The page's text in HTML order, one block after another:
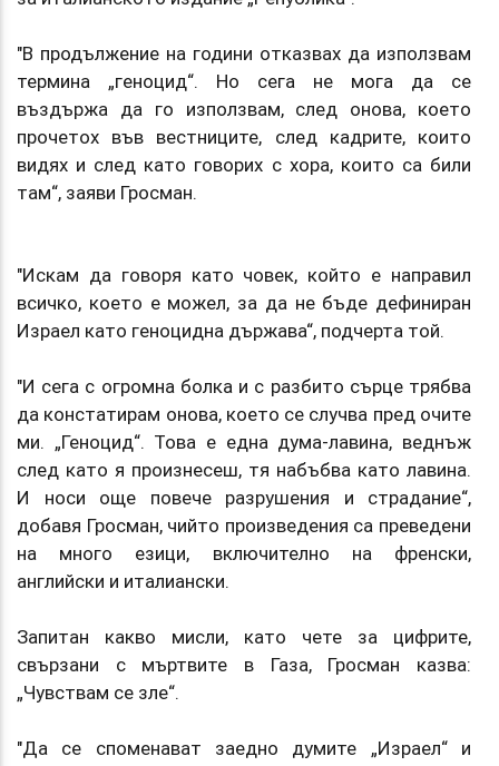
"В продължение на години отказвах да използвам
термина „геноцид“. Но сега не мога да се
въздържа да го използвам, след онова, което
прочетох във вестниците, след кадрите, които
видях и след като говорих с хора, които са били
там“, заяви Гросман.
"Искам да говоря като човек, който е направил
всичко, което е можел, за да не бъде дефиниран
Израел като геноцидна държава“, подчерта той.
"И сега с огромна болка и с разбито сърце трябва
да констатирам онова, което се случва пред очите
ми. „Геноцид“. Това е една дума-лавина, веднъж
след като я произнесеш, тя набъбва като лавина.
И носи още повече разрушения и страдание“,
добавя Гросман, чийто произведения са преведени
на много езици, включително на френски,
английски и италиански.
Запитан какво мисли, като чете за цифрите,
свързани с мъртвите в Газа, Гросман казва:
„Чувствам се зле“.
"Да се споменават заедно думите „Израел“ и